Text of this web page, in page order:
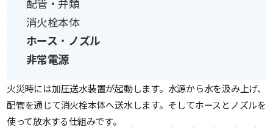
消火栓本体
ホース ・ ノズル
非常電源
火災時には加圧送水装置が起動します。水源から水を汲み上げ、
配管を通じて消火栓本体へ送水します。そしてホースとノズルを
使って放水する仕組みです。